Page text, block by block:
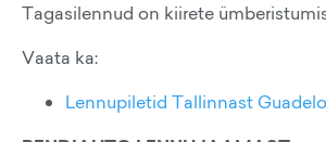
Tagasilennud on kiirete
Vaata ka:
Lennupiletid Tallinnast